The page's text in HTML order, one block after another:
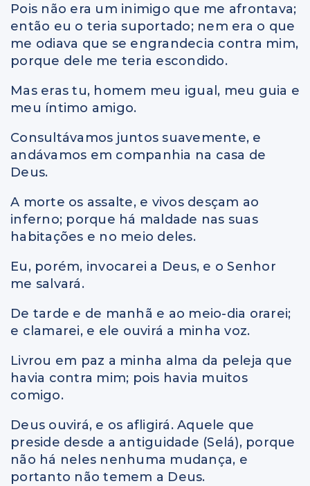
Pois não era um inimigo que me afrontava;
então eu o teria suportado; nem era o que
me odiava que se engrandecia contra mim,
porque dele me teria escondido.
Mas eras tu, homem meu igual, meu guia e
meu íntimo amigo.
Consultávamos juntos suavemente, e
andávamos em companhia na casa de
Deus.
A morte os assalte, e vivos desçam ao
inferno; porque há maldade nas suas
habitações e no meio deles.
Eu, porém, invocarei a Deus, e o Senhor
me salvará.
De tarde e de manhã e ao meio-dia orarei;
e clamarei, e ele ouvirá a minha voz.
Livrou em paz a minha alma da peleja que
havia contra mim; pois havia muitos
comigo.
Deus ouvirá, e os afligirá. Aquele que
preside desde a antiguidade (Selá), porque
não há neles nenhuma mudança, e
portanto não temem a Deus.